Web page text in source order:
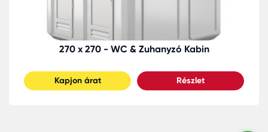
270 x 270 - WC & Zuhanyzó Kabin
Kapjon árat Részlet